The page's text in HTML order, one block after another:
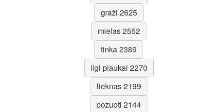
graži 2625
mielas 2552
tinka 2389
ilgi plaukai 2270
lieknas 2199
pozuoti 2144